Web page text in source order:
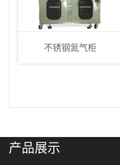
不锈钢氮气柜
产品展示